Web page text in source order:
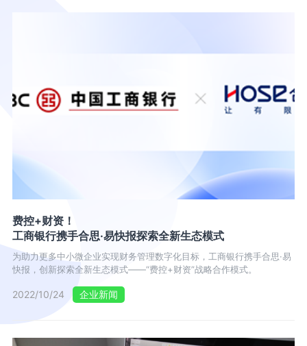
费控+财资！
工商银行携手合思·易快报探索全新生态模式
为助力更多中小微企业实现财务管理数字化目标，工商银行携手合思·易
快报，创新探索全新生态模式——“费控+财资”战略合作模式。
2022/10/24 企业新闻